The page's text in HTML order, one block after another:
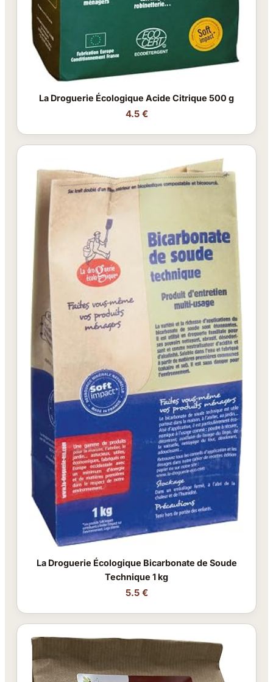
La Droguerie Écologique Acide Citrique 500 g
4.5 €
La Droguerie Écologique Bicarbonate de Soude
Technique 1 kg
5.5 €